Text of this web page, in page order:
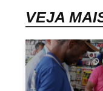
VEJA